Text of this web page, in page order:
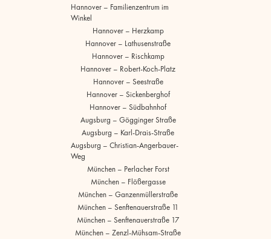
Hannover – Familienzentrum im
Winkel
Hannover – Herzkamp
Hannover – Lathusenstraße
Hannover – Rischkamp
Hannover – Robert-Koch-Platz
Hannover – Seestraße
Hannover – Sickenberghof
Hannover – Südbahnhof
Augsburg – Gögginger Straße
Augsburg – Karl-Drais-Straße
Augsburg – Christian-Angerbauer-
Weg
München – Perlacher Forst
München – Flößergasse
München – Ganzenmüllerstraße
München – Senftenauerstraße 11
München – Senftenauerstraße 17
München – Zenzl-Mühsam-Straße